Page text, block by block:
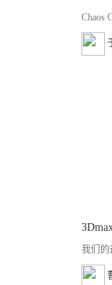
Chaos
我们的